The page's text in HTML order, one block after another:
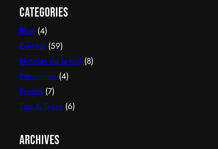
que América Latina ve televisión. ​Zapping nació
con una idea simple y potente: ofrecer una
experiencia de TV por internet fluida, sin
decodificadores ni contratos, y hoy suma más de
600…
Categories
Blog (4)
Eventos (59)
Noticias de la red (8)
Patrocinios (4)
Prensa (7)
Tips & Tricks (6)
Archives